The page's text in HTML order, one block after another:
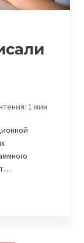
1мин